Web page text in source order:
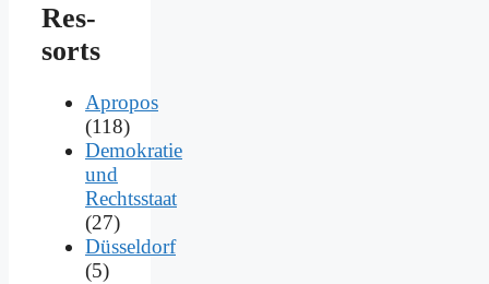
Res­
sorts
Apropos
(118)
Demokratie
und
Rechtsstaat
(27)
Düsseldorf
(5)